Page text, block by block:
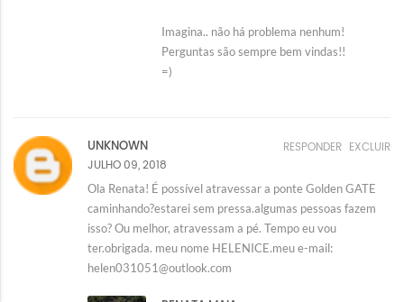
Imagina.. não há problema nenhum!
Perguntas são sempre bem vindas!!
=)
UNKNOWN
JULHO 09, 2018
Ola Renata! É possível atravessar a ponte Golden GATE
caminhando?estarei sem pressa.algumas pessoas fazem
isso? Ou melhor, atravessam a pé. Tempo eu vou
ter.obrigada. meu nome HELENICE.meu e-mail:
helen031051@outlook.com
RESPONDER EXCLUIR